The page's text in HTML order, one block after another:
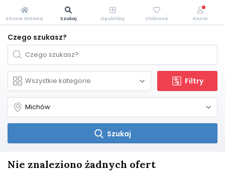
Czego szukasz?
Filtry
Szukaj
Nie znaleziono żadnych ofert
Strona Główna Szukaj Opublikuj Ulubione Konto